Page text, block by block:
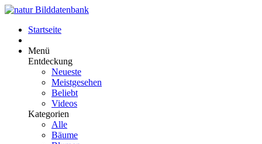
Startseite
Menü
Entdeckung
Neueste
Meistgesehen
Beliebt
Videos
Kategorien
Alle
Bäume